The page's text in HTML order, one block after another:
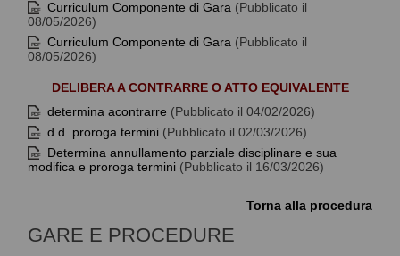
Curriculum Componente di Gara (Pubblicato il
08/05/2026)
Curriculum Componente di Gara (Pubblicato il
08/05/2026)
DELIBERA A CONTRARRE O ATTO EQUIVALENTE
determina acontrarre (Pubblicato il 04/02/2026)
d.d. proroga termini (Pubblicato il 02/03/2026)
Determina annullamento parziale disciplinare e sua
modifica e proroga termini (Pubblicato il 16/03/2026)
Torna alla procedura
GARE E PROCEDURE